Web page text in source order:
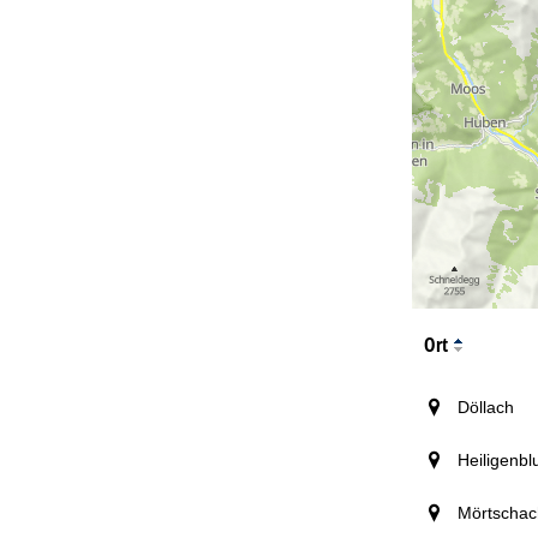
Ort
Döllach